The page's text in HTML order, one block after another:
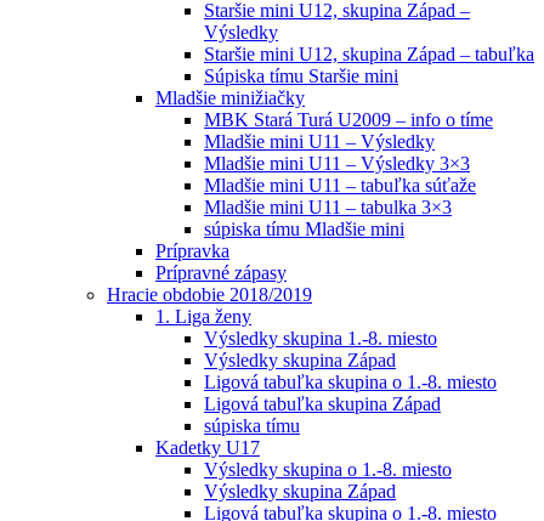
Staršie mini U12, skupina Západ –
Výsledky
Staršie mini U12, skupina Západ – tabuľka
Súpiska tímu Staršie mini
Mladšie minižiačky
MBK Stará Turá U2009 – info o tíme
Mladšie mini U11 – Výsledky
Mladšie mini U11 – Výsledky 3×3
Mladšie mini U11 – tabuľka súťaže
Mladšie mini U11 – tabulka 3×3
súpiska tímu Mladšie mini
Prípravka
Prípravné zápasy
Hracie obdobie 2018/2019
1. Liga ženy
Výsledky skupina 1.-8. miesto
Výsledky skupina Západ
Ligová tabuľka skupina o 1.-8. miesto
Ligová tabuľka skupina Západ
súpiska tímu
Kadetky U17
Výsledky skupina o 1.-8. miesto
Výsledky skupina Západ
Ligová tabuľka skupina o 1.-8. miesto